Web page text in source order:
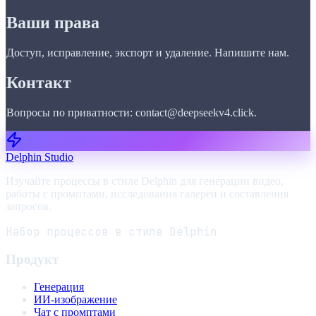
Ваши права
Доступ, исправление, экспорт и удаление. Напишите нам.
Контакт
Вопросы по приватности: contact@deepseekv4.click.
Delphin Studio
Изучайте процессы в стиле Delphin для генерации видео,
работы с промптами, исследования галереи и составления
запросов.
Набор процессов в стиле Delphin
Продукт
Генерация
ИИ-изображение
Чат с промптами